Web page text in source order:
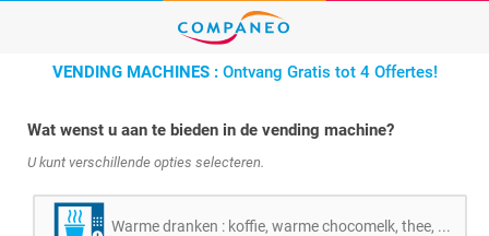
VENDING MACHINES :Ontvang Gratis tot 4 Offertes!
Wat wenst u aan te bieden in de vending machine?
U kunt verschillende opties selecteren.
Warme dranken : koffie, warme chocomelk, thee, ...